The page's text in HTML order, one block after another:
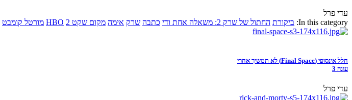
עדי פרל
In this category: ביקורת החתול של שרק 2: משאלה אחת ודי כתבה שרק אימה מקום שקט 2 HBO מורטל קומבט
חלל אינסופי (Final Space) לא תמשיך אחרי
עונה 3
עדי פרל